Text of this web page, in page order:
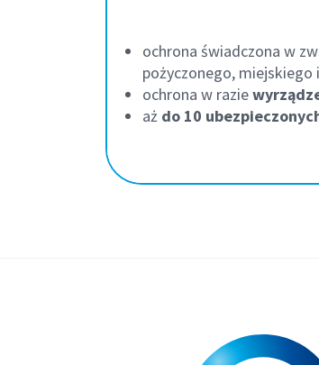
ochrona świadczona w
pożyczonego, miejskiego
ochrona w razie
aż do 10